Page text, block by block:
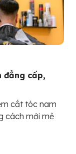
đẳng cấp,
cắt tóc nam
cách mới mẻ